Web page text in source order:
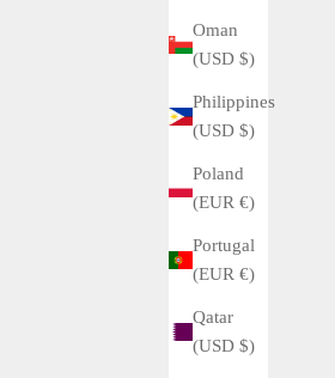
Oman
(USD $)
Philippines
(USD $)
Poland
(EUR €)
Portugal
(EUR €)
Qatar
(USD $)